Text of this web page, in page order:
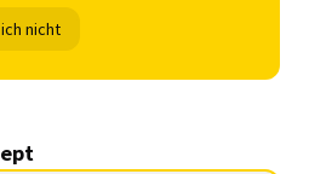
nicht